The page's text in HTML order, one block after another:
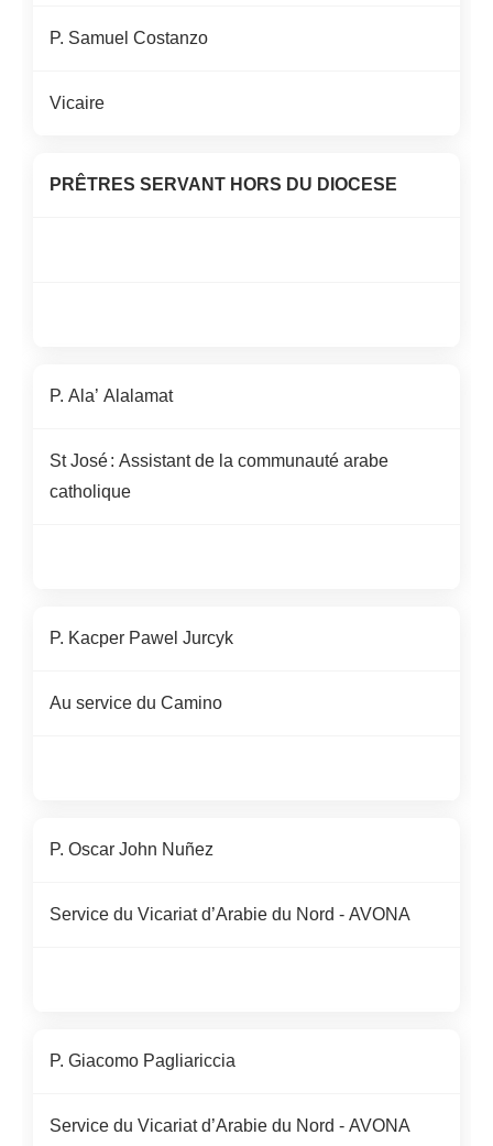
P. Samuel Costanzo
Vicaire
PRÊTRES SERVANT HORS DU DIOCESE
P. Ala’Alalamat
St José : Assistant de la communauté arabe
catholique
P. Kacper PawelJurcyk
Au service du Camino
P. Oscar John Nuñez
Service du Vicariat d’Arabie du Nord - AVONA
P. GiacomoPagliariccia
Service du Vicariat d’Arabie du Nord - AVONA